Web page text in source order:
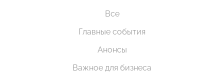
Все
Главные события
Анонсы
Важное для бизнеса